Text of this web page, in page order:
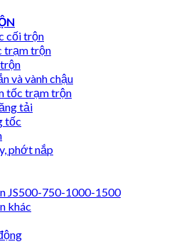
cối trộn
trạm trộn
và vành chậu
tốc trạm trộn
tải
tốc
phớt nắp
JS500-750-1000-1500
khác